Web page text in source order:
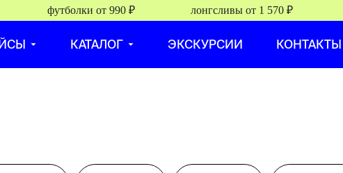
КАТАЛОГ ЭКСКУРСИИ КОНТАКТЫ
футболки от 990 ₽ лонгсливы от 1 570 ₽